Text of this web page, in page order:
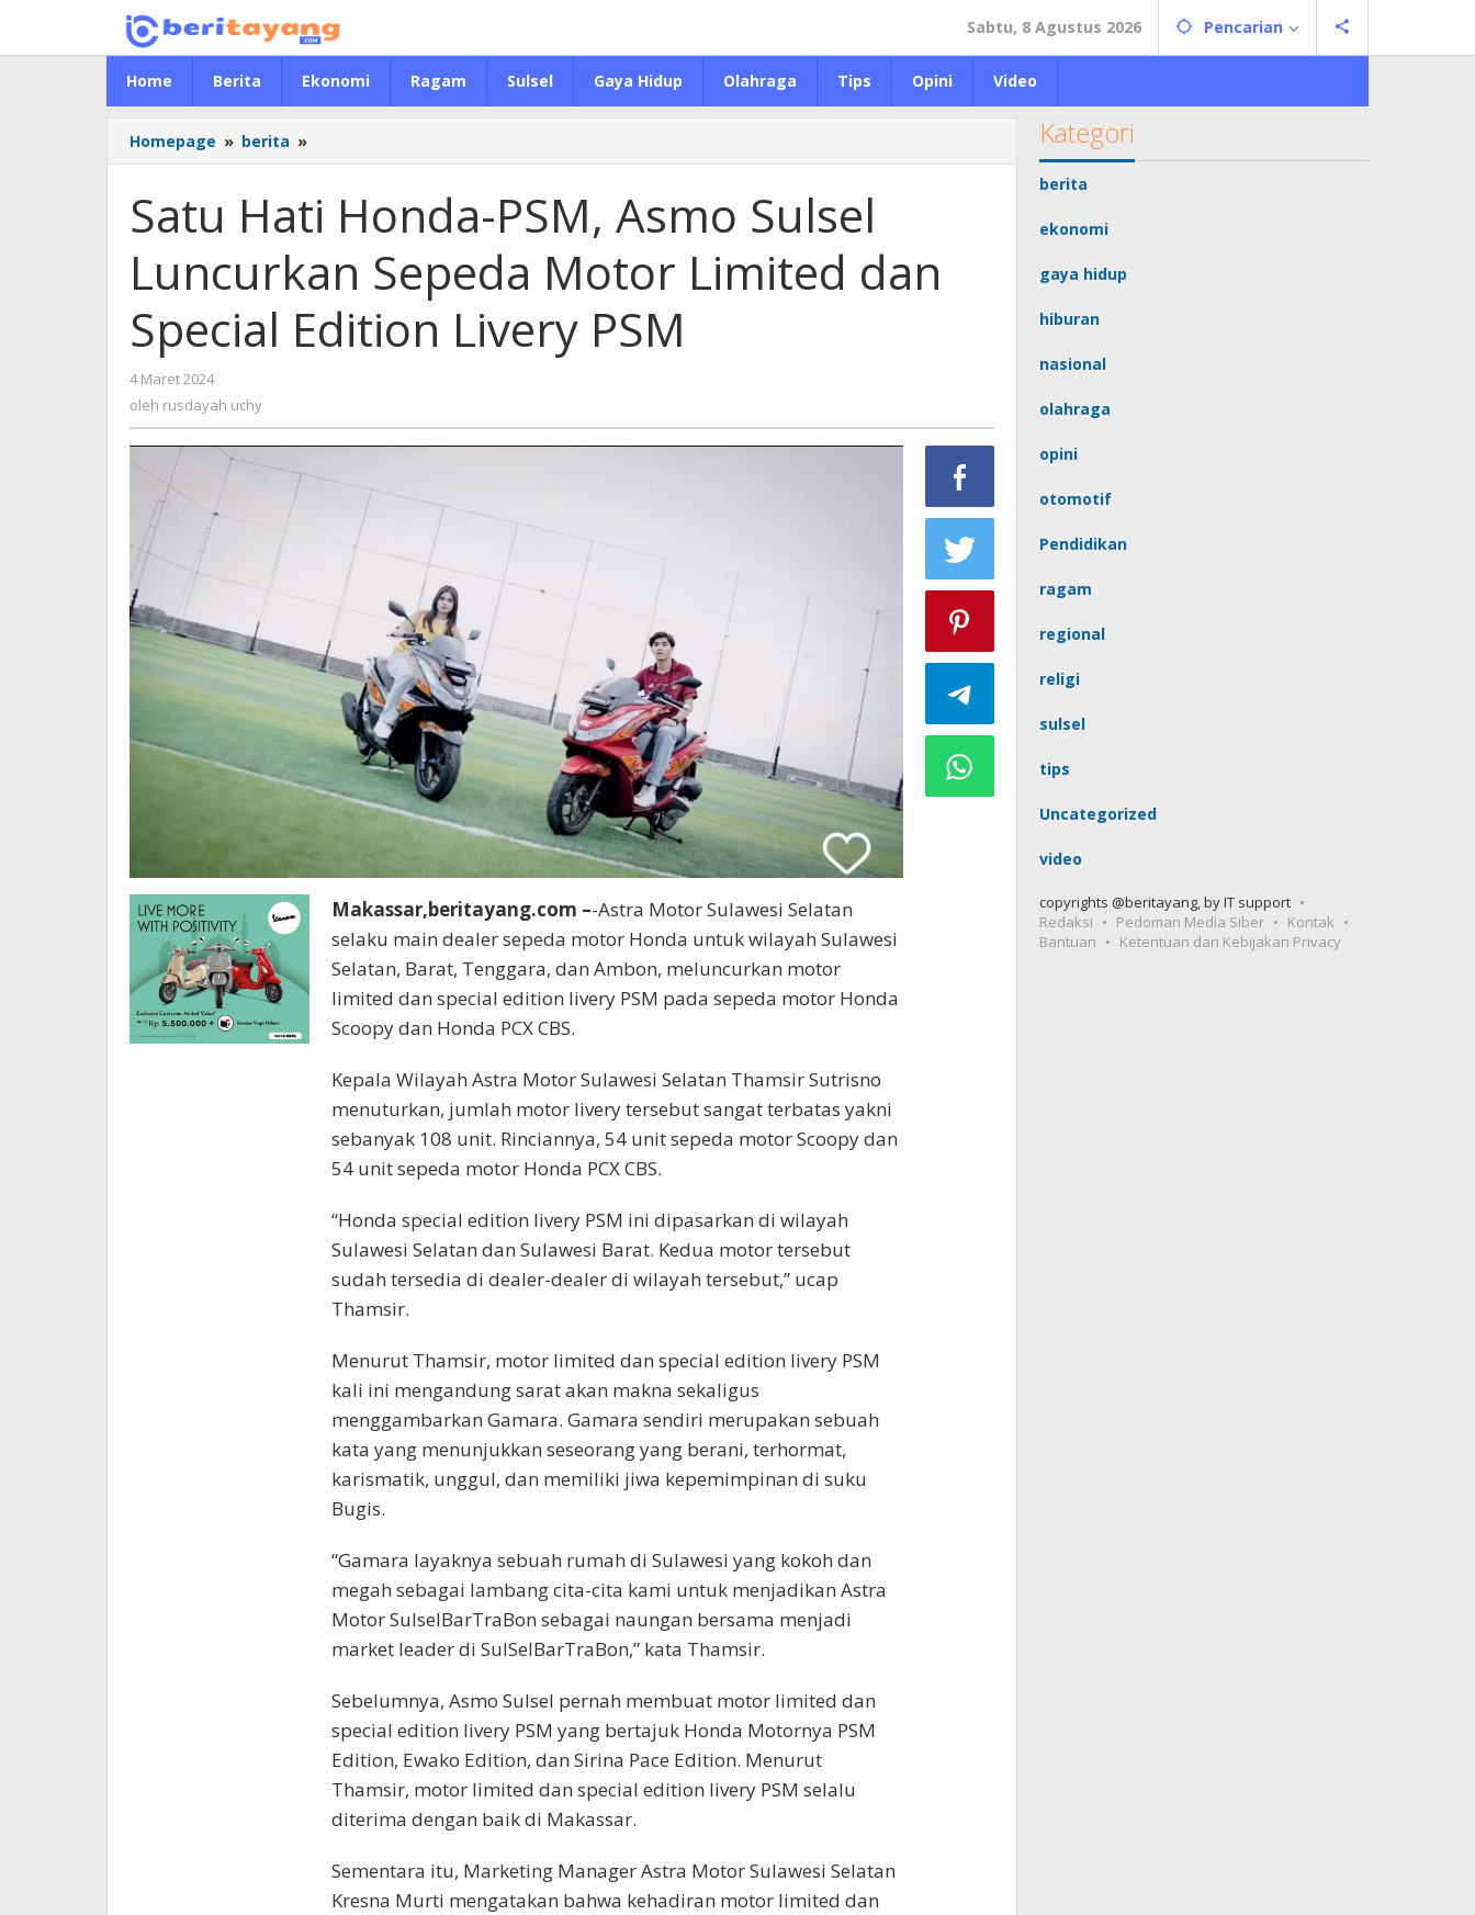
konten
Sabtu, 8 Agustus 2026 Pencarian
Home Berita Ekonomi Ragam Sulsel Gaya Hidup Olahraga Tips Opini Video
Homepage » berita »
Hati
PSM,
Asmo
Luncurkan
Motor
Limited
Livery
Satu Hati Honda-PSM, Asmo Sulsel
Luncurkan Sepeda Motor Limited dan
Special Edition Livery PSM
4 Maret 2024
rusdayah
uchy
oleh rusdayah uchy
Makassar,beritayang.com –-Astra Motor Sulawesi Selatan
selaku main dealer sepeda motor Honda untuk wilayah Sulawesi
Selatan, Barat, Tenggara, dan Ambon, meluncurkan motor
limited dan special edition livery PSM pada sepeda motor Honda
Scoopy dan Honda PCX CBS.
Kepala Wilayah Astra Motor Sulawesi Selatan Thamsir Sutrisno
menuturkan, jumlah motor livery tersebut sangat terbatas yakni
sebanyak 108 unit. Rinciannya, 54 unit sepeda motor Scoopy dan
54 unit sepeda motor Honda PCX CBS.
“Honda special edition livery PSM ini dipasarkan di wilayah
Sulawesi Selatan dan Sulawesi Barat. Kedua motor tersebut
sudah tersedia di dealer-dealer di wilayah tersebut,” ucap
Thamsir.
Menurut Thamsir, motor limited dan special edition livery PSM
kali ini mengandung sarat akan makna sekaligus
menggambarkan Gamara. Gamara sendiri merupakan sebuah
kata yang menunjukkan seseorang yang berani, terhormat,
karismatik, unggul, dan memiliki jiwa kepemimpinan di suku
Bugis.
“Gamara layaknya sebuah rumah di Sulawesi yang kokoh dan
megah sebagai lambang cita-cita kami untuk menjadikan Astra
Motor SulselBarTraBon sebagai naungan bersama menjadi
market leader di SulSelBarTraBon,” kata Thamsir.
Sebelumnya, Asmo Sulsel pernah membuat motor limited dan
special edition livery PSM yang bertajuk Honda Motornya PSM
Edition, Ewako Edition, dan Sirina Pace Edition. Menurut
Thamsir, motor limited dan special edition livery PSM selalu
diterima dengan baik di Makassar.
Sementara itu, Marketing Manager Astra Motor Sulawesi Selatan
Kresna Murti mengatakan bahwa kehadiran motor limited dan
Kategori
berita
ekonomi
gaya hidup
hiburan
nasional
olahraga
opini
otomotif
Pendidikan
ragam
regional
religi
sulsel
tips
Uncategorized
video
copyrights @beritayang, by IT support
Redaksi
Pedoman Media Siber
Kontak
Bantuan
Ketentuan dan Kebijakan Privacy